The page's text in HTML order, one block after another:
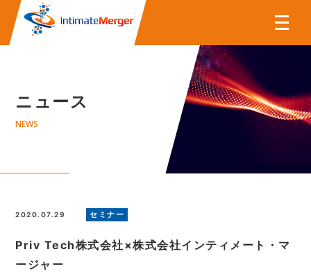
株式会社インティメート・マー
ニュース
NEWS
2020.07.29 セミナー
Priv Tech株式会社×株式会社インティメート・マ
ージャー